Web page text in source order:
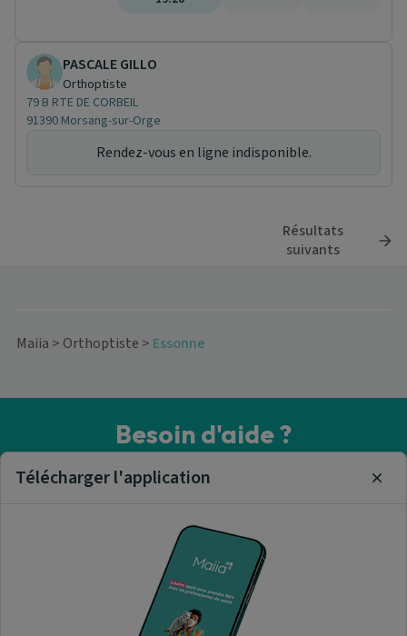
PASCALE GILLO
Orthoptiste
79 B RTE DE CORBEIL
91390 Morsang-sur-Orge
Rendez-vous en ligne indisponible.
Résultats
suivants
Maiia > Orthoptiste > Essonne
Besoin d'aide ?
Visitez notre centre de support ou contactez-nous !
Trouver un orthoptiste
Télécharger l'application